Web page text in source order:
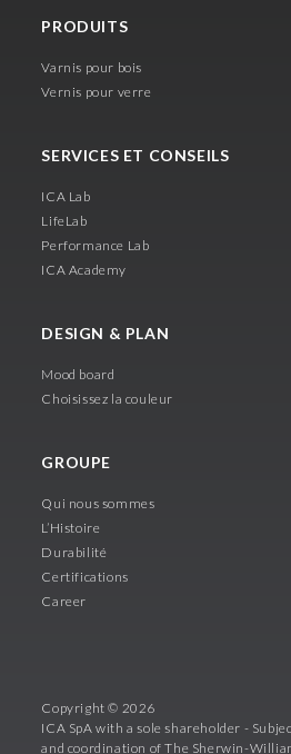
PRODUITS
Varnis pour bois
Vernis pour verre
SERVICES ET CONSEILS
ICA Lab
LifeLab
Performance Lab
ICA Academy
DESIGN & PLAN
Mood board
Choisissez la couleur
GROUPE
Qui nous sommes
L’Histoire
Durabilité
Certifications
Career
Copyright © 2026
ICA SpA with a sole shareholder -
and coordination of The Sherwin-